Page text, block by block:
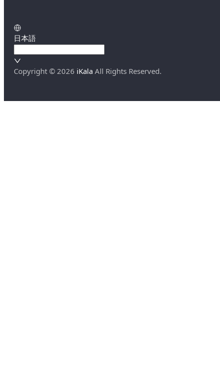
日本語
Copyright © 2026 iKala All Rights Reserved.